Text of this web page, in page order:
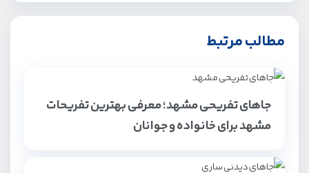
مطالب مرتبط
جاهای تفریحی مشهد؛ معرفی بهترین تفریحات
مشهد برای خانواده و جوانان